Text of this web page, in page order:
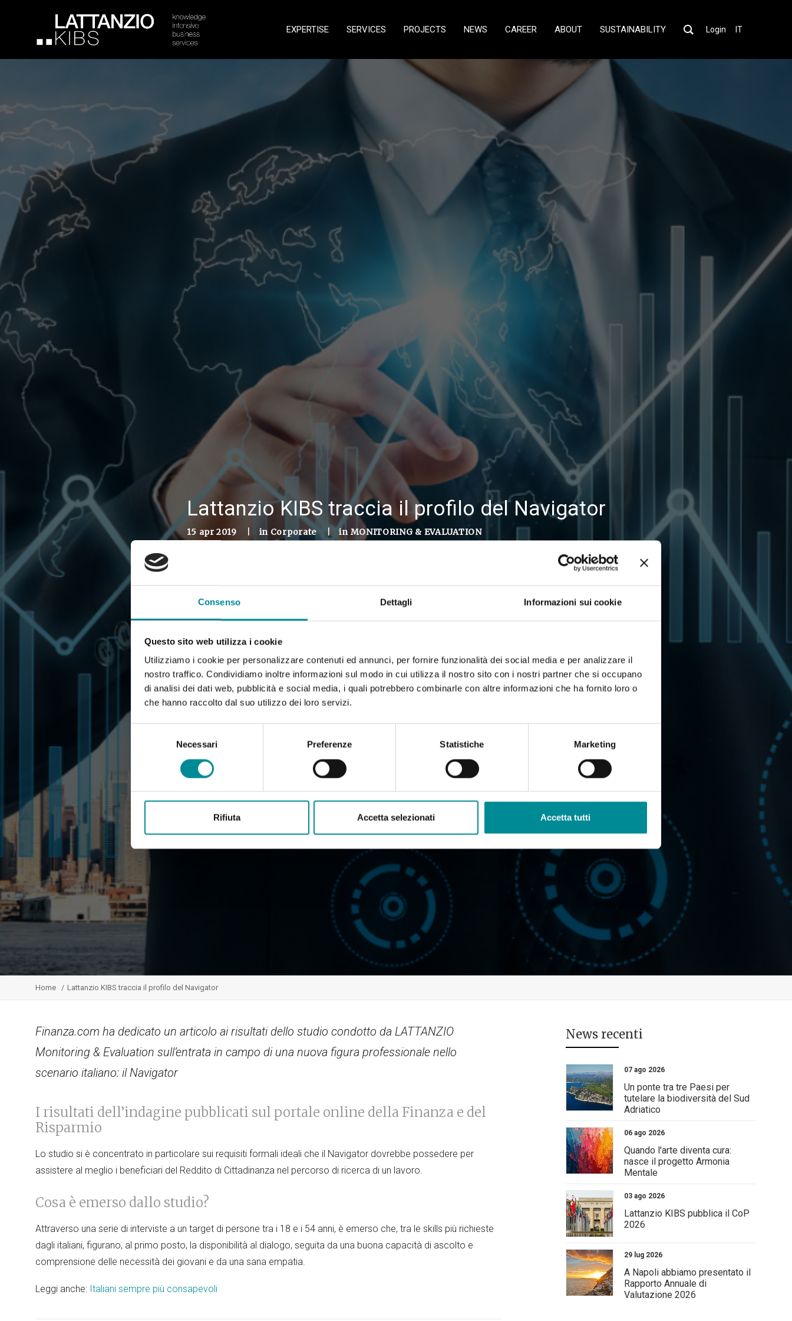
Consenso Dettagli Informazioni sui cookie
Questo sito web utilizza i cookie
Utilizziamo i cookie per personalizzare contenuti ed annunci, per fornire funzionalità dei social media e per analizzare il
nostro traffico. Condividiamo inoltre informazioni sul modo in cui utilizza il nostro sito con i nostri partner che si occupano
di analisi dei dati web, pubblicità e social media, i quali potrebbero combinarle con altre informazioni che ha fornito loro o
che hanno raccolto dal suo utilizzo dei loro servizi.
Necessari Preferenze Statistiche Marketing
Rifiuta Accetta selezionati Accetta tutti
EXPERTISE SERVICES PROJECTS NEWS CAREER ABOUT SUSTAINABILITY Login IT
Lattanzio KIBS traccia il profilo del Navigator
15 apr 2019 in Corporate | in MONITORING & EVALUATION
Home Lattanzio KIBS traccia il profilo del Navigator
Finanza.com ha dedicato un articolo ai risultati dello studio condotto da LATTANZIO
Monitoring & Evaluation sull’entrata in campo di una nuova figura professionale nello
scenario italiano: il Navigator
I risultati dell’indagine pubblicati sul portale online della Finanza e del
Risparmio
Lo studio si è concentrato in particolare sui requisiti formali ideali che il Navigator dovrebbe possedere per
assistere al meglio i beneficiari del Reddito di Cittadinanza nel percorso di ricerca di un lavoro.
Cosa è emerso dallo studio?
Attraverso una serie di interviste a un target di persone tra i 18 e i 54 anni, è emerso che, tra le skills più richieste
dagli italiani, figurano, al primo posto, la disponibilità al dialogo, seguita da una buona capacità di ascolto e
comprensione delle necessità dei giovani e da una sana empatia.
Leggi anche: Italiani sempre più consapevoli
News recenti
07 ago 2026
Un ponte tra tre Paesi per
tutelare la biodiversità del Sud
Adriatico
06 ago 2026
Quando l'arte diventa cura:
nasce il progetto Armonia
Mentale
03 ago 2026
Lattanzio KIBS pubblica il CoP
2026
29 lug 2026
A Napoli abbiamo presentato il
Rapporto Annuale di
Valutazione 2026